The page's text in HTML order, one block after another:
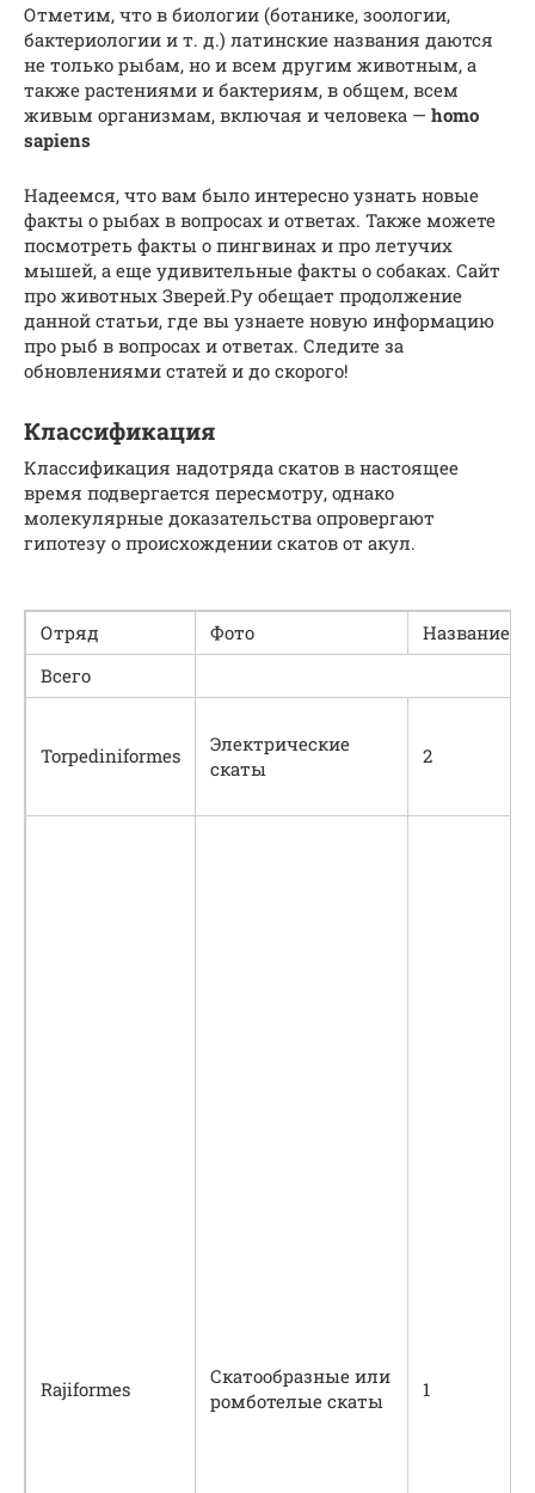
Отметим, что в биологии (ботанике, зоологии,
бактериологии и т. д.) латинские названия даются
не только рыбам, но и всем другим животным, а
также растениями и бактериям, в общем, всем
живым организмам, включая и человека — homo
sapiens
Надеемся, что вам было интересно узнать новые
факты о рыбах в вопросах и ответах. Также можете
посмотреть факты о пингвинах и про летучих
мышей, а еще удивительные факты о собаках. Сайт
про животных Зверей.Ру обещает продолжение
данной статьи, где вы узнаете новую информацию
про рыб в вопросах и ответах. Следите за
обновлениями статей и до скорого!
Классификация
Классификация надотряда скатов в настоящее
время подвергается пересмотру, однако
молекулярные доказательства опровергают
гипотезу о происхождении скатов от акул.
Отряд Фото
Название
Всего
Torpediniformes
Электрические
скаты
2
Rajiformes
Скатообразные или
ромботелые скаты
1